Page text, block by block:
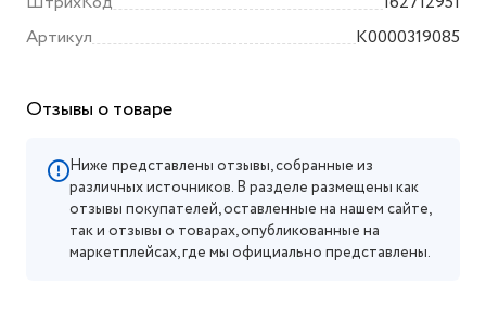
Артикул
K0000319085
Отзывы о товаре
Ниже представлены отзывы, собранные из
различных источников. В разделе размещены как
отзывы покупателей, оставленные на нашем сайте,
так и отзывы о товарах, опубликованные на
маркетплейсах, где мы официально представлены.